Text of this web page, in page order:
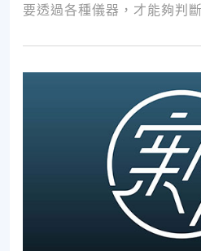
要透過各種儀器，才能夠判
次推拿、按摩，都難以讓您